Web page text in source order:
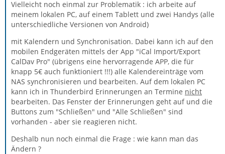
Vielleicht noch einmal zur Problematik : ich arbeite auf
meinem lokalen PC, auf einem Tablett und zwei Handys (alle
unterschiedliche Versionen von Android)
mit Kalendern und Synchronisation. Dabei kann ich auf den
mobilen Endgeräten mittels der App "iCal Import/Export
CalDav Pro" (übrigens eine hervorragende APP, die für
knapp 5€ auch funktioniert !!!) alle Kalendereinträge vom
NAS synchronisieren und bearbeiten. Auf dem lokalen PC
kann ich in Thunderbird Erinnerungen an Termine nicht
bearbeiten. Das Fenster der Erinnerungen geht auf und die
Buttons zum "Schließen" und "Alle Schließen" sind
vorhanden - aber sie reagieren nicht.
Deshalb nun noch einmal die Frage : wie kann man das
Ändern ?